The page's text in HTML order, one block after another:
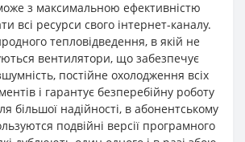
з максимальною ефективністю
всі ресурси свого інтернет-каналу.
тепловідведення, в якій не
вентилятори, що забезпечує
постійне охолодження всіх
і гарантує безперебійну роботу
більшої надійності, в абонентському
подвійні версії програмного